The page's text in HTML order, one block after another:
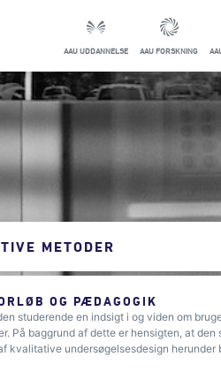
AAU UDDANNELSE AAU FORSKNING
METODER
OG PÆDAGOGIK
studerende en indsigt i og viden om
På baggrund af dette er hensigten, at
kvalitative undersøgelsesdesign